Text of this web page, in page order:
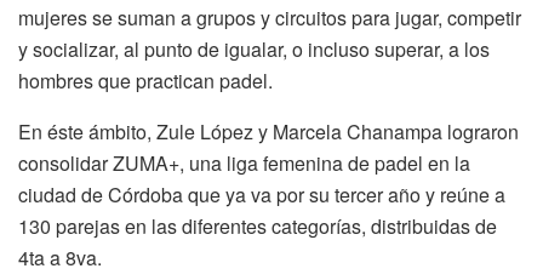
mujeres se suman a grupos y circuitos para jugar, competir
y socializar, al punto de igualar, o incluso superar, a los
hombres que practican padel.
En éste ámbito, Zule López y Marcela Chanampa lograron
consolidar ZUMA+, una liga femenina de padel en la
ciudad de Córdoba que ya va por su tercer año y reúne a
130 parejas en las diferentes categorías, distribuidas de
4ta a 8va.